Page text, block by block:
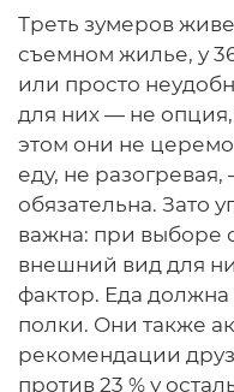
Треть зумеров
съемном жилье, у
или просто
для них — не
этом они не
еду, не
обязательна. Зато
важна: при выборе
внешний вид для
фактор. Еда должна
полки. Они также
рекомендации
против 23 % у